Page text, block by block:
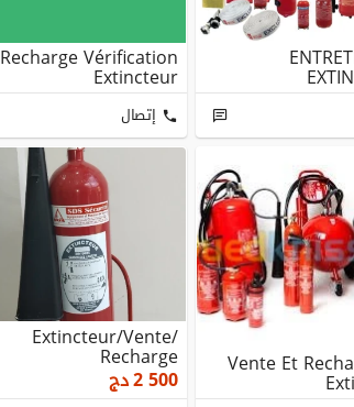
Recharge Vérification
Extincteur
إتصال
Vente Et
Extincteur/vente/
Recharge
2 500دج